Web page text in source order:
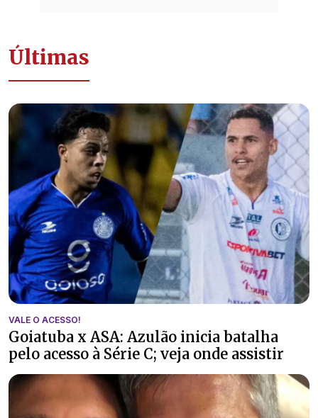
Últimas
VALE O ACESSO!
Goiatuba x ASA: Azulão inicia batalha
pelo acesso à Série C; veja onde assistir